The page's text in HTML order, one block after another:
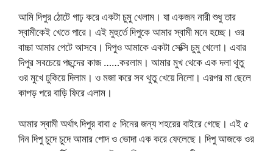
আমি দিপুর ঠোটে গাঢ় করে একটা চুমু খেলাম। যা একজন নারী শুধু তার
স্বামীকেই খেতে পারে। এই মুহুর্তে দিপুকে আমার স্বামী মনে হচ্ছে। ওর
বাচ্চা আমার পেটে আসবে। দিপুও আমাকে একটা সেক্সি চুমু খেলো। এবার
দিপুর সবচেয়ে পছন্দের কাজ ……করলাম। আমার মুখ থেকে এক দলা থুতু
ওর মুখে ঢুকিয়ে দিলাম। ও মজা করে সব থুতু খেয়ে নিলো। এরপর মা ছেলে
কাপড় পরে বাড়ি ফিরে এলাম।
আমার স্বামী অর্থাৎ দিপুর বাবা ৫ দিনের জন্য শহরের বাইরে গেছে। এই ৫
দিন দিপু চুদে চুদে আমার পোদ ও ভোদা এক করে ফেলেছে। দিপু আজকে ওর